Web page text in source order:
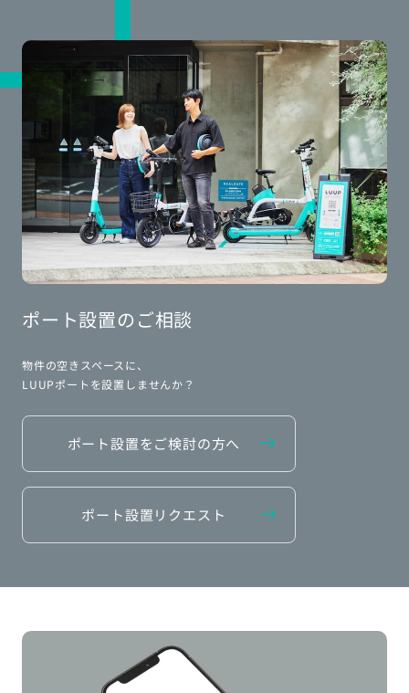
ポート設置のご相談
物件の空きスペースに、
LUUPポートを設置しませんか？
ポート設置をご検討の方へ
ポート設置リクエスト